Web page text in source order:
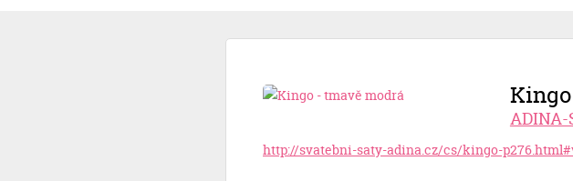
ADINA-
http://svatebni-saty-adina.cz/cs/kingo-